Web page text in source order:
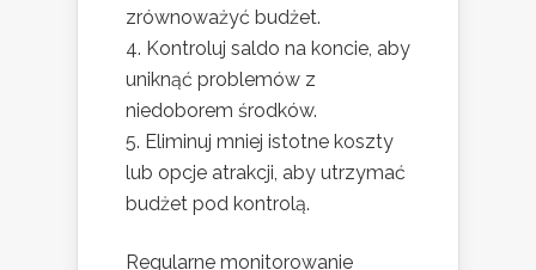
zrównoważyć budżet.
Kontroluj saldo na koncie, aby
uniknąć problemów z
niedoborem środków.
Eliminuj mniej istotne koszty
lub opcje atrakcji, aby utrzymać
budżet pod kontrolą.
Regularne monitorowanie